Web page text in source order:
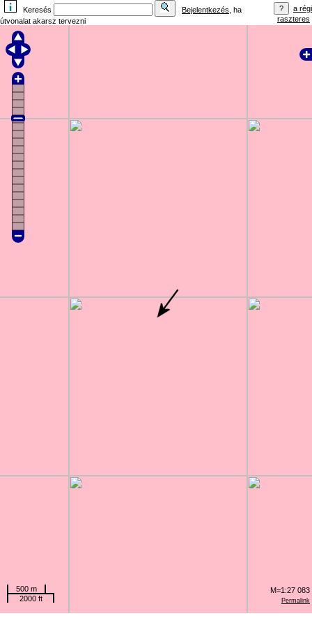
Keresés Bejelentkezés , ha
útvonalat akarsz tervezni
a régi
raszteres
Permalink
500 m
2000 ft
M=1:27 083